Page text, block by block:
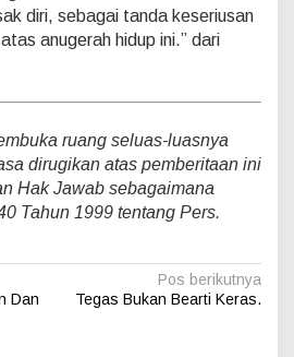
diri, sebagai tanda keseriusan
anugerah hidup ini.” dari
ruang seluas-luasnya
dirugikan atas pemberitaan ini
Hak Jawab sebagaimana
Tahun 1999 tentang Pers.
Dan
Pos berikutnya
Tegas Bukan Bearti Keras.